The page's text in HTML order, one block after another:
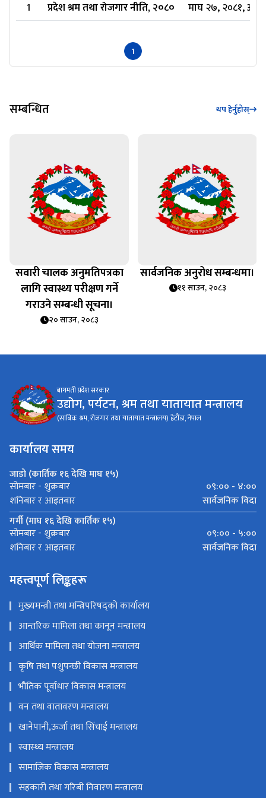
1 प्रदेश श्रम तथा रोजगार नीति, २०८० माघ २७, २०८१,
1
सम्बन्धित थप हेर्नुहोस्
सवारी चालक अनुमतिपत्रका
लागि स्वास्थ्य परीक्षण गर्ने
गराउने सम्बन्धी सूचना।
२० साउन, २०८३
सार्वजनिक अनुरोध सम्बन्धमा।
११ साउन, २०८३
बागमती प्रदेश सरकार
उद्योग, पर्यटन, श्रम तथा यातायात मन्त्रालय
(साबिक श्रम, रोजगार तथा यातायात मन्त्रालय) हेटौंडा, नेपाल
कार्यालय समय
जाडो (कार्तिक १६ देखि माघ १५)
सोमबार - शुक्रबार
०९:०० - ४:००
शनिबार र आइतबार
सार्वजनिक विदा
गर्मी (माघ १६ देखि कार्तिक १५)
सोमबार - शुक्रबार
०९:०० - ५:००
शनिबार र आइतबार
सार्वजनिक विदा
महत्त्वपूर्ण लिङ्कहरू
मुख्यमन्त्री तथा मन्त्रिपरिषद्को कार्यालय
आन्तरिक मामिला तथा कानून मन्त्रालय
आर्थिक मामिला तथा योजना मन्त्रालय
कृषि तथा पशुपन्छी विकास मन्त्रालय
भौतिक पूर्वाधार विकास मन्त्रालय
वन तथा वातावरण मन्त्रालय
खानेपानी,ऊर्जा तथा सिंचाई मन्त्रालय
स्वास्थ्य मन्त्रालय
सामाजिक विकास मन्त्रालय
सहकारी तथा गरिबी निवारण मन्त्रालय